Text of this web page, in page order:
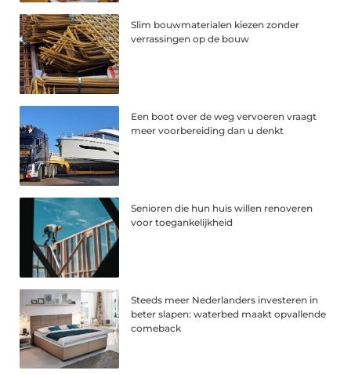
Slim bouwmaterialen kiezen zonder
verrassingen op de bouw
Een boot over de weg vervoeren vraagt
meer voorbereiding dan u denkt
Senioren die hun huis willen renoveren
voor toegankelijkheid
Steeds meer Nederlanders investeren in
beter slapen: waterbed maakt opvallende
comeback